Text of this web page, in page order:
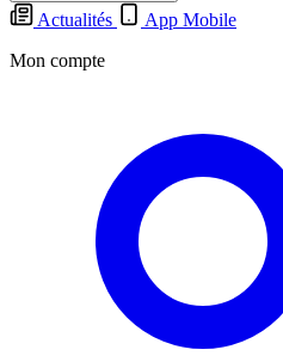
Actualités
App Mobile
Mon compte